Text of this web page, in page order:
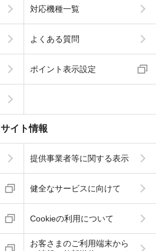
対応機種一覧
よくある質問
ポイント表示設定
サイト情報
提供事業者等に関する表示
健全なサービスに向けて
Cookieの利用について
お客さまのご利用端末から